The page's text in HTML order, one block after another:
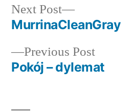
Post
navigation
Previous PostPrevious
post:
Pokój – dylemat
Next Post
Next
post:
MurrinaCleanGray